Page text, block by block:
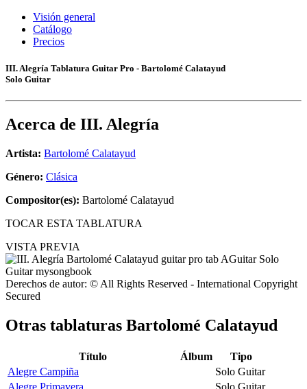
Visión general
Catálogo
Precios
III. Alegría Tablatura Guitar Pro - Bartolomé Calatayud
Solo Guitar
Acerca de III. Alegría
Artista: Bartolomé Calatayud
Género: Clásica
Compositor(es): Bartolomé Calatayud
TOCAR ESTA TABLATURA
VISTA PREVIA
Derechos de autor: © All Rights Reserved - International Copyright
Secured
Otras tablaturas Bartolomé Calatayud
Título Álbum
Tipo
Alegre Campiña
Solo Guitar
Alegre Primavera
Solo Guitar